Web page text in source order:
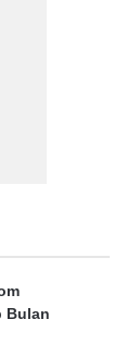
Bulan